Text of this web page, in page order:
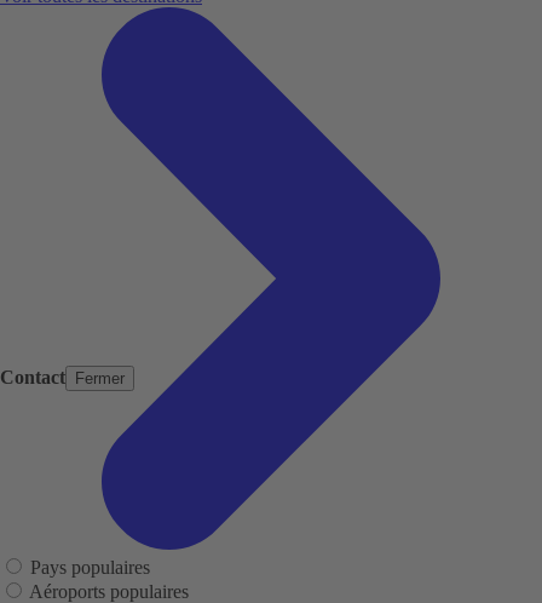
Contact Fermer
Pays populaires
Aéroports populaires